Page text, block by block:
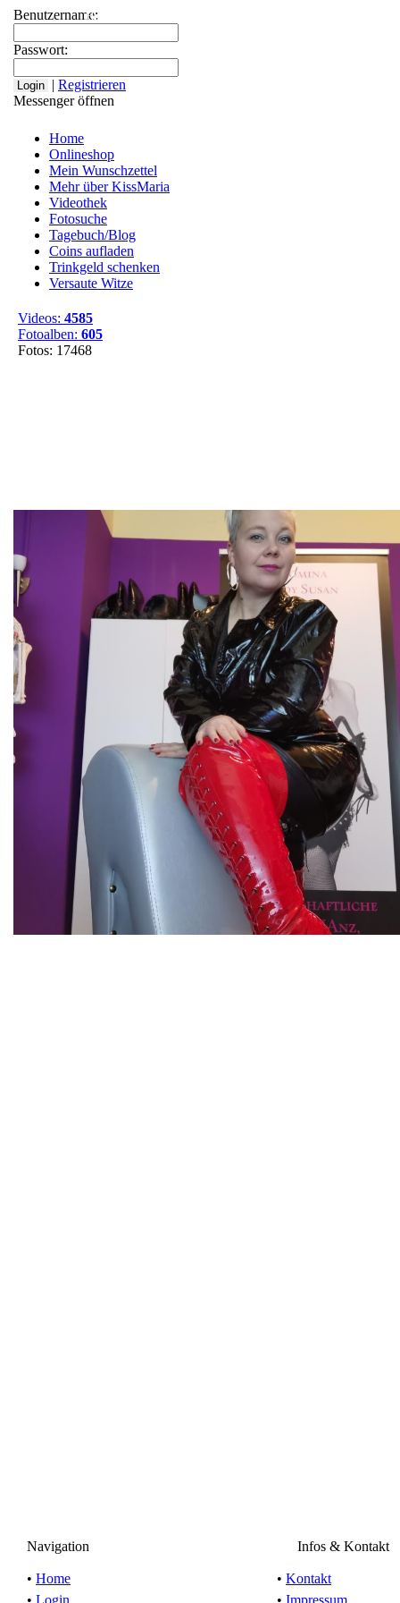
Home
Benutzername:
Passwort:
| Registrieren
Messenger öffnen
Home
Onlineshop
Mein Wunschzettel
Mehr über KissMaria
Videothek
Fotosuche
Tagebuch/Blog
Coins aufladen
Trinkgeld schenken
Versaute Witze
Videos: 4585
Fotoalben: 605
Fotos: 17468
Navigation Infos & Kontakt
• Home
• Login
• Kontakt
• Impressum